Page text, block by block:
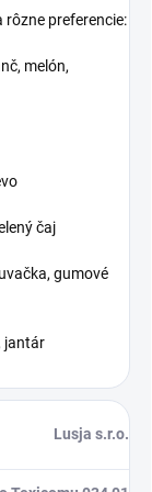
preferencie:
melón,
čaj
gumové
jantár
Lusja s.r.o.